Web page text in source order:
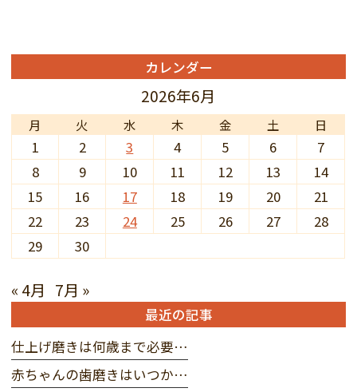
カレンダー
2026年6月
月 火 水 木 金 土 日
1 2 3 4 5 6
7
8
9 10 11 12 13
14
15
16 17 18 19 20
21
22
23 24 25 26 27
28
29
30
« 4月 7月 »
最近の記事
仕上げ磨きは何歳まで必要…
赤ちゃんの歯磨きはいつか…